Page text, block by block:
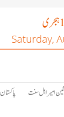
ہجری
Saturday,
امیر اہل سنت پاکستان